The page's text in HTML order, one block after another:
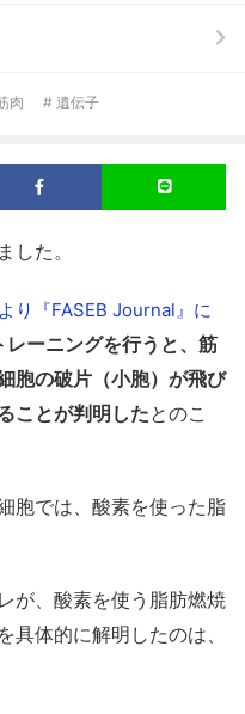
肉 # 遺伝子
した。
り『FASEB Journal』に
レーニングを行うと、筋
胞の破片（小胞）が飛び
ことが判明したとのこ
胞では、酸素を使った脂
が、酸素を使う脂肪燃焼
具体的に解明したのは、